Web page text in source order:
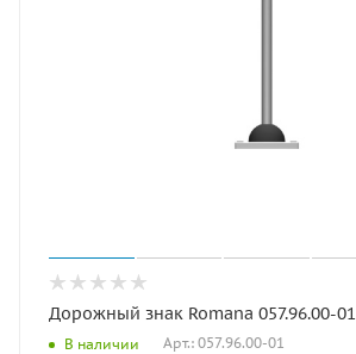
Дорожный знак Romana 057.96.00-01
В наличии Арт.: 057.96.00-01